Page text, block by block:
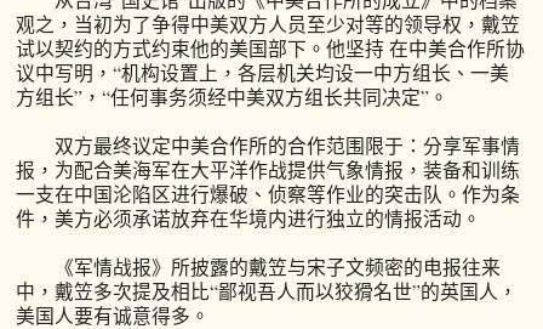
观之，当初为了争得中美双方人员至少对等的领导权，戴笠
试以契约的方式约束他的美国部下。他坚持 在中美合作所协
议中写明，“机构设置上，各层机关均设一中方组长、一美
方组长”，“任何事务须经中美双方组长共同决定”。
双方最终议定中美合作所的合作范围限于：分享军事情
报，为配合美海军在大平洋作战提供气象情报，装备和训练
一支在中国沦陷区进行爆破、侦察等作业的突击队。作为条
件，美方必须承诺放弃在华境内进行独立的情报活动。
《军情战报》所披露的戴笠与宋子文频密的电报往来
中，戴笠多次提及相比“鄙视吾人而以狡猾名世”的英国人，
美国人要有诚意得多。